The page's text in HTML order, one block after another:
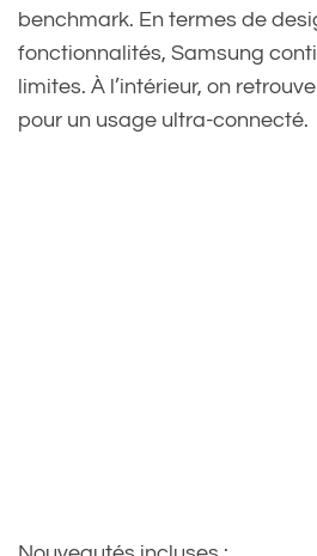
benchmark. En termes de
fonctionnalités, Samsung
limites. À l’intérieur, on
pour un usage ultra-connecté.